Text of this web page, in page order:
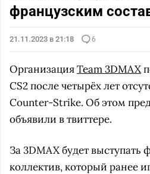
французским
21.11.2023 в 21:18 6
ОрганизацияTeam 3DMAX
CS2 после четырёх лет
Counter-Strike. Об этом
объявили в твиттере.
За 3DMAX будет выступать
коллектив, который ранее